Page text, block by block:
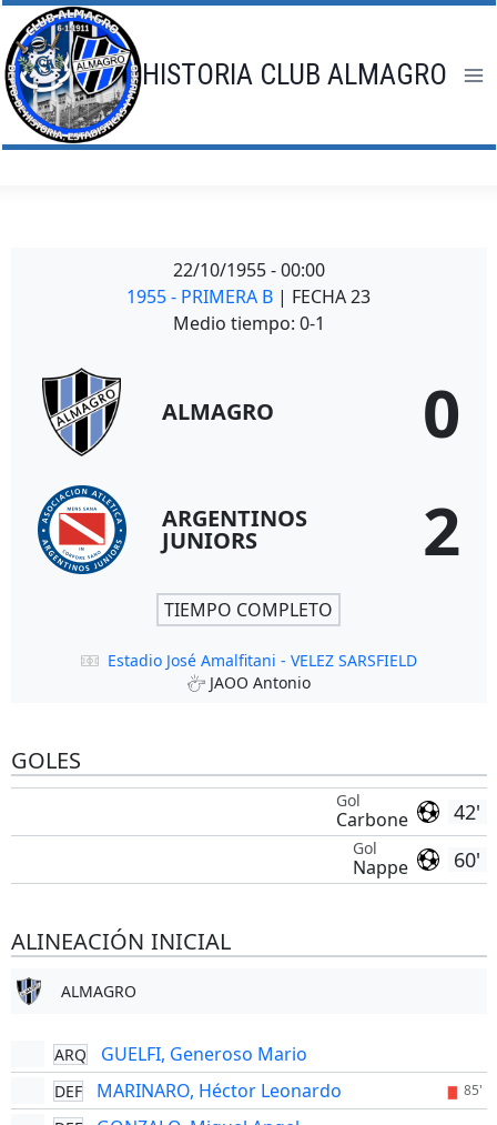
Saltar
al
contenido
HISTORIA CLUB ALMAGRO
22/10/1955 - 00:00
1955 - PRIMERA B | FECHA 23
Medio tiempo: 0-1
ALMAGRO 0
ARGENTINOS
JUNIORS 2
TIEMPO COMPLETO
Estadio José Amalfitani - VELEZ SARSFIELD
JAOO Antonio
GOLES
42'
Gol
Carbone
60'
Gol
Nappe
ALINEACIÓN INICIAL
ALMAGRO
ARQ GUELFI, Generoso Mario
DEF MARINARO, Héctor Leonardo 85'